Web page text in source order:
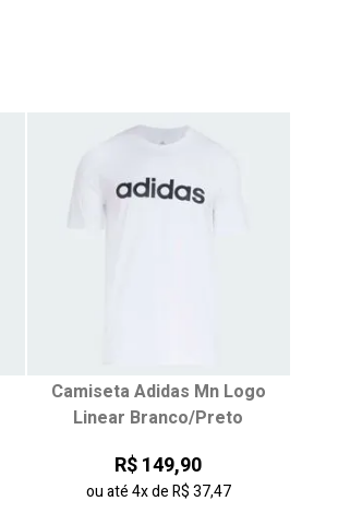
GG
EG
Camiseta Adidas Mn Logo
Linear Branco/Preto
R$ 149,90
ou até4xdeR$ 37,47